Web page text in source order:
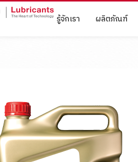
รู้จักเรา ผลิตภัณฑ์